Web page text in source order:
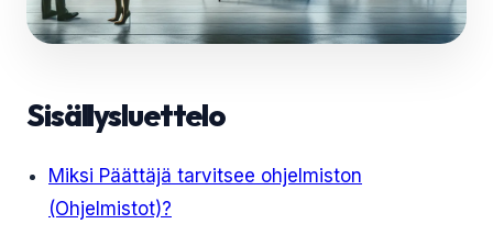
Sisällysluettelo
Miksi Päättäjä tarvitsee ohjelmiston
(Ohjelmistot)?